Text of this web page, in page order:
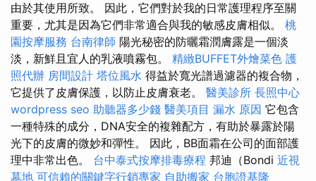
由於其使用所致。 因此，它們對於我的日常護理程序至關
重要，尤其是因為它們非常適合與我的敏感皮膚相似。 桃
園按摩服務 台南律師 陽光秘密的防曬霜潤膚露是一個淡
淡，新鮮且宜人的乳液噴霧包。 精緻BUFFET外燴菜色 護
照代辦 房間設計 塔位風水 得益於寬光譜過濾器的複合物，
它提供了皮膚保護，以防止皮膚衰老。 醫美診所 長照中心
wordpress seo 助聽器多少錢 醫美項目 漏水 原因 它包含
一種特殊的成分，DNA安全的複雜配方，有助於暴露於陽
光下的皮膚的微妙和彈性。 因此，BB面霜在公司的面部護
理中非常出色。 台中泰式按摩排毒療程 邦迪（Bondi 近視
墓地 可信賴的關鍵字行銷專家 自助搬家 台胞證基隆